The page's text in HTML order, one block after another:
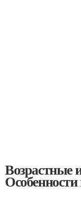
Возрастные